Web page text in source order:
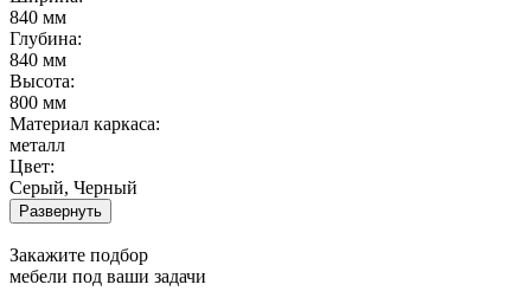
840 мм
Глубина:
840 мм
Высота:
800 мм
Материал каркаса:
металл
Цвет:
Серый, Черный
Развернуть
Закажите подбор
мебели под ваши задачи